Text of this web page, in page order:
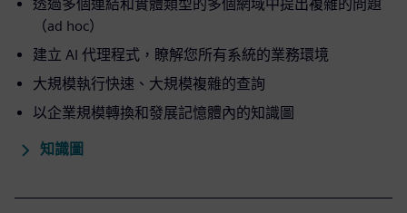
透過多個連結和實體類型的多個網域中提出複雜的問題
（ad hoc）
建立 AI 代理程式，瞭解您所有系統的業務環境
大規模執行快速、大規模複雜的查詢
以企業規模轉換和發展記憶體內的知識圖
知識圖